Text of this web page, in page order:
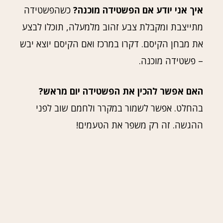
איך אני יודע אם הפשטידה מוכנה? כשהפשטידה
מתייצבת ומקבלת צבע זהוב מלמעלה, תוכלו לבצע
את מבחן הקיסם. דקרו במרכז ואם הקיסם יוצא יבש
– פשטידה מוכנה.
האם אפשר להכין את הפשטידה יום מראש?
בהחלט. אפשר לשמור במקרר ולחמם שוב לפני
ההגשה. זה רק משפר את הטעמים!